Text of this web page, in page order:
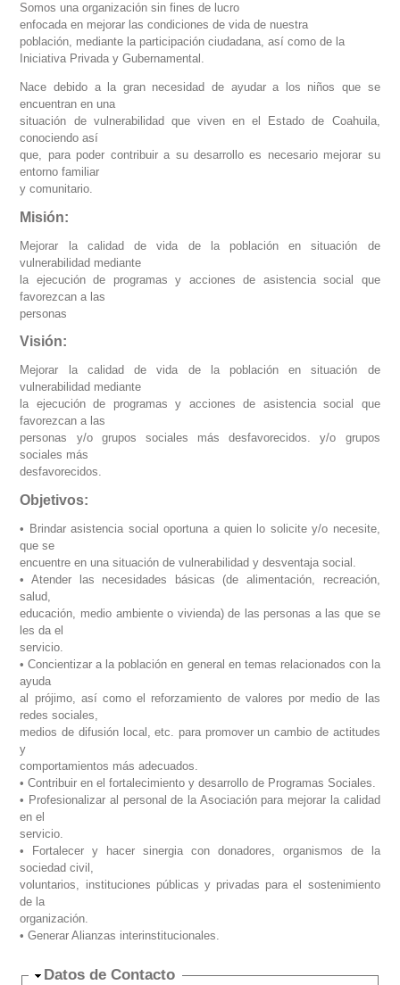
Somos una organización sin fines de lucro
enfocada en mejorar las condiciones de vida de nuestra
población, mediante la participación ciudadana, así como de la
Iniciativa Privada y Gubernamental.
Nace debido a la gran necesidad de ayudar a los niños que se
encuentran en una
situación de vulnerabilidad que viven en el Estado de Coahuila,
conociendo así
que, para poder contribuir a su desarrollo es necesario mejorar su
entorno familiar
y comunitario.
Misión:
Mejorar la calidad de vida de la población en situación de
vulnerabilidad mediante
la ejecución de programas y acciones de asistencia social que
favorezcan a las
personas
Visión:
Mejorar la calidad de vida de la población en situación de
vulnerabilidad mediante
la ejecución de programas y acciones de asistencia social que
favorezcan a las
personas y/o grupos sociales más desfavorecidos. y/o grupos
sociales más
desfavorecidos.
Objetivos:
• Brindar asistencia social oportuna a quien lo solicite y/o necesite,
que se
encuentre en una situación de vulnerabilidad y desventaja social.
• Atender las necesidades básicas (de alimentación, recreación,
salud,
educación, medio ambiente o vivienda) de las personas a las que se
les da el
servicio.
• Concientizar a la población en general en temas relacionados con la
ayuda
al prójimo, así como el reforzamiento de valores por medio de las
redes sociales,
medios de difusión local, etc. para promover un cambio de actitudes
y
comportamientos más adecuados.
• Contribuir en el fortalecimiento y desarrollo de Programas Sociales.
• Profesionalizar al personal de la Asociación para mejorar la calidad
en el
servicio.
• Fortalecer y hacer sinergia con donadores, organismos de la
sociedad civil,
voluntarios, instituciones públicas y privadas para el sostenimiento
de la
organización.
• Generar Alianzas interinstitucionales.
Ocultar
Datos de Contacto